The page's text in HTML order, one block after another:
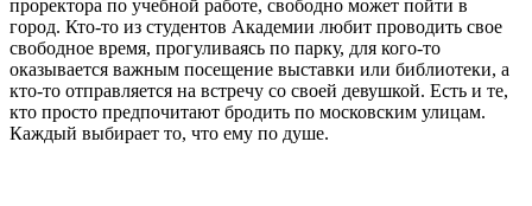
проректора по учебной работе, свободно может пойти в
город. Кто-то из студентов Академии любит проводить свое
свободное время, прогуливаясь по парку, для кого-то
оказывается важным посещение выставки или библиотеки, а
кто-то отправляется на встречу со своей девушкой. Есть и те,
кто просто предпочитают бродить по московским улицам.
Каждый выбирает то, что ему по душе.